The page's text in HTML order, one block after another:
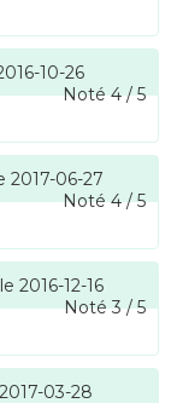
10-26
Noté4/5
2017-06-27
Noté4/5
le 2016-12-16
Noté3/5
2017-03-28